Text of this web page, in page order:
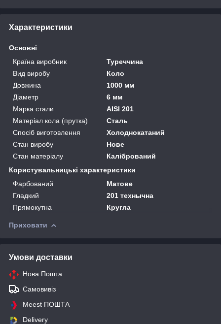
Характеристики
Основні
Країна виробник
Туреччина
Вид виробу
Коло
Довжина
1000 мм
Діаметр
6 мм
Марка стали
AISI 201
Матеріал кола (прутка)
Сталь
Спосіб виготовлення
Холоднокатаний
Стан виробу
Нове
Стан матеріалу
Калібрований
Користувальницькі характеристики
Фарбований
Матове
Гладкий
201 технычна
Прямокутна
Кругла
Приховати
Умови доставки
Нова Пошта
Самовивіз
Meest ПОШТА
Delivery